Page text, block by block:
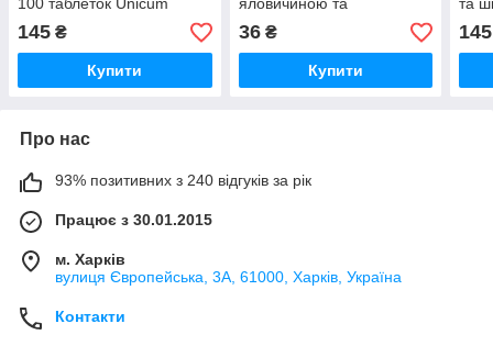
100 таблеток Unicum
145 ₴
Купити
яловичиною та
журавлиною в желе 100 г
Optimeal
36₴
Купити
та
145
Про нас
93% позитивних з 240 відгуків за рік
Працює з 30.01.2015
м. Харків
вулиця Європейська, 3А, 61000, Харків, Україна
Контакти